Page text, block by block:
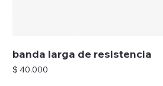
banda larga de resistencia
Precio
$ 40.000